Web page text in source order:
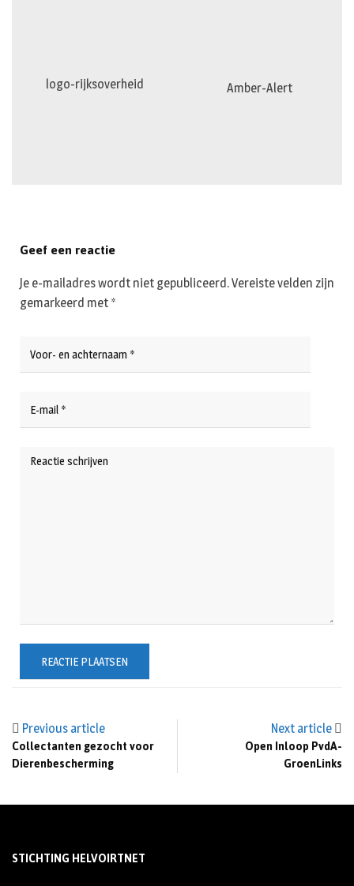
logo-rijksoverheid Amber-Alert
Previous article
Collectanten gezocht voor
Dierenbescherming
Next article
Open Inloop PvdA-
GroenLinks
Geef een reactie
Je e-mailadres wordt niet gepubliceerd.Vereiste velden zijn
gemarkeerd met *
STICHTING HELVOIRTNET